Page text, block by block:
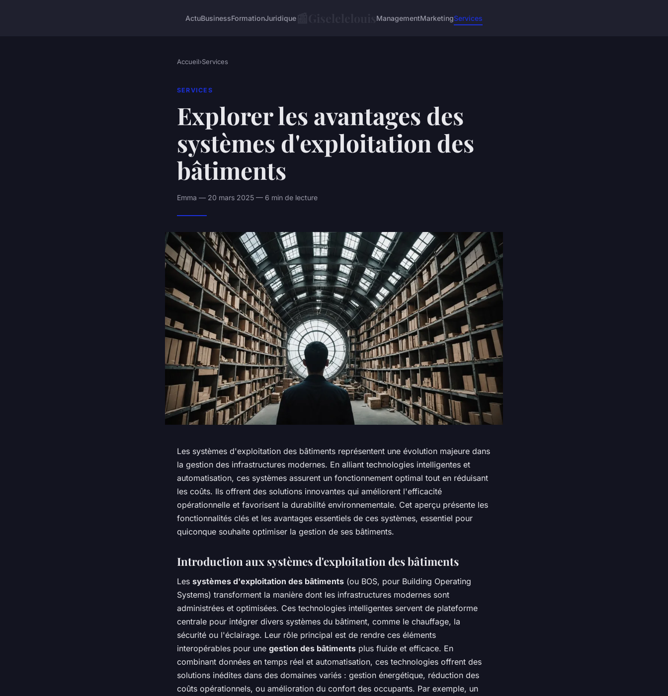
ActuBusinessFormationJuridique ManagementMarketingServices
Accueil›Services
SERVICES
Explorer les avantages des
systèmes d'exploitation des
bâtiments
Emma — 20 mars 2025 — 6 min de lecture
Les systèmes d'exploitation des bâtiments représentent une évolution majeure dans
la gestion des infrastructures modernes. En alliant technologies intelligentes et
automatisation, ces systèmes assurent un fonctionnement optimal tout en réduisant
les coûts. Ils offrent des solutions innovantes qui améliorent l'efficacité
opérationnelle et favorisent la durabilité environnementale. Cet aperçu présente les
fonctionnalités clés et les avantages essentiels de ces systèmes, essentiel pour
quiconque souhaite optimiser la gestion de ses bâtiments.
Introduction aux systèmes d'exploitation des bâtiments
Les systèmes d'exploitation des bâtiments (ou BOS, pour Building Operating
Systems) transforment la manière dont les infrastructures modernes sont
administrées et optimisées. Ces technologies intelligentes servent de plateforme
centrale pour intégrer divers systèmes du bâtiment, comme le chauffage, la
sécurité ou l'éclairage. Leur rôle principal est de rendre ces éléments
interopérables pour une gestion des bâtiments plus fluide et efficace. En
combinant données en temps réel et automatisation, ces technologies offrent des
solutions inédites dans des domaines variés : gestion énergétique, réduction des
coûts opérationnels, ou amélioration du confort des occupants. Par exemple, un